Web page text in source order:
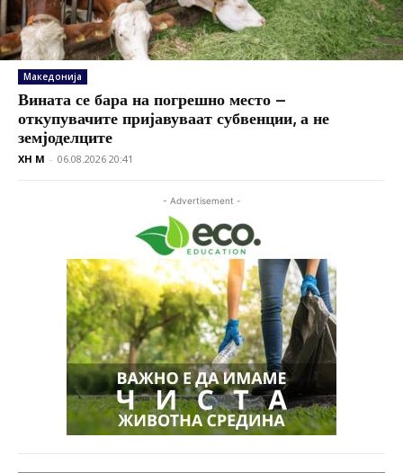
Македонија
Вината се бара на погрешно место –
откупувачите пријавуваат субвенции, а не
земјоделците
XH M - 06.08.2026 20:41
- Advertisement -